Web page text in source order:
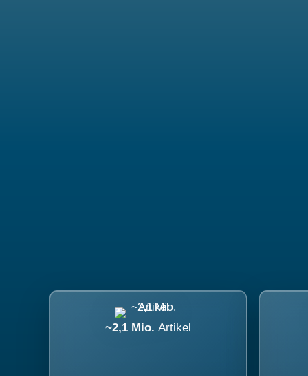
~2,1 Mio. Artikel